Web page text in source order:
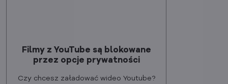
Filmy z YouTube są blokowane
przez opcje prywatności
Czy chcesz załadować wideo Youtube?